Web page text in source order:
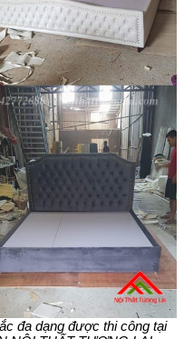
đa dạng được thi công tại